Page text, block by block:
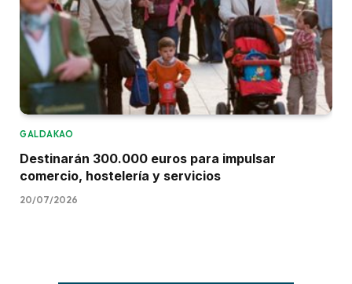
GALDAKAO
Destinarán 300.000 euros para impulsar
comercio, hostelería y servicios
20/07/2026